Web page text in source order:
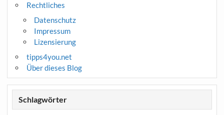
Rechtliches
Datenschutz
Impressum
Lizensierung
tipps4you.net
Über dieses Blog
Schlagwörter